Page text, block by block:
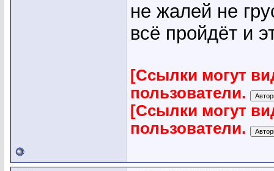
не жалей не
всё пройдёт и
[Ссылки могут
пользователи.
[Ссылки могут
пользователи.